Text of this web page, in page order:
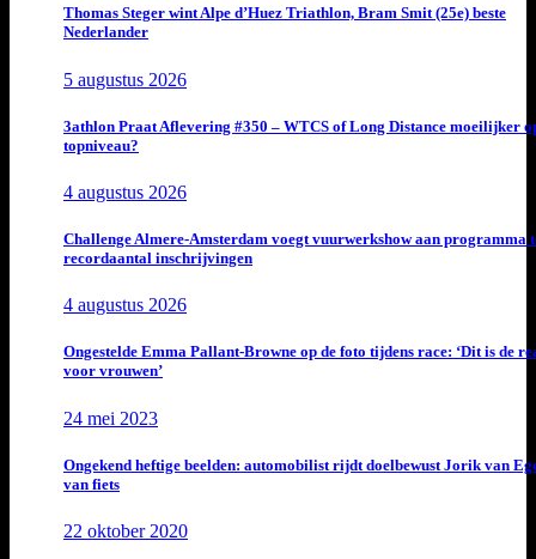
Thomas Steger wint Alpe d’Huez Triathlon, Bram Smit (25e) beste
Nederlander
5 augustus 2026
3athlon Praat Aflevering #350 – WTCS of Long Distance moeilijker
topniveau?
4 augustus 2026
Challenge Almere-Amsterdam voegt vuurwerkshow aan programma
recordaantal inschrijvingen
4 augustus 2026
Ongestelde Emma Pallant-Browne op de foto tijdens race: ‘Dit is de
voor vrouwen’
24 mei 2023
Ongekend heftige beelden: automobilist rijdt doelbewust Jorik van
van fiets
22 oktober 2020